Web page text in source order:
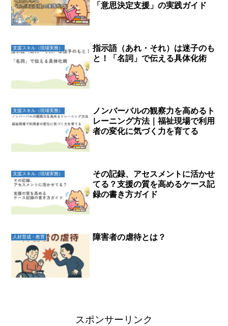
「意思決定支援」の実践ガイド
支援スキル（現場実務）
指示語（あれ・それ）は迷子のも
と！「名詞」で伝える具体化術
支援スキル（現場実務）
ノンバーバルの観察力を高めるト
レーニング方法｜福祉現場で利用
者の変化に気づく力を育てる
支援スキル（現場実務）
その記録、アセスメントに活かせ
てる？支援の質を高めるケース記
録の書き方ガイド
人材育成・教育 障害者の虐待とは？
スポンサーリンク